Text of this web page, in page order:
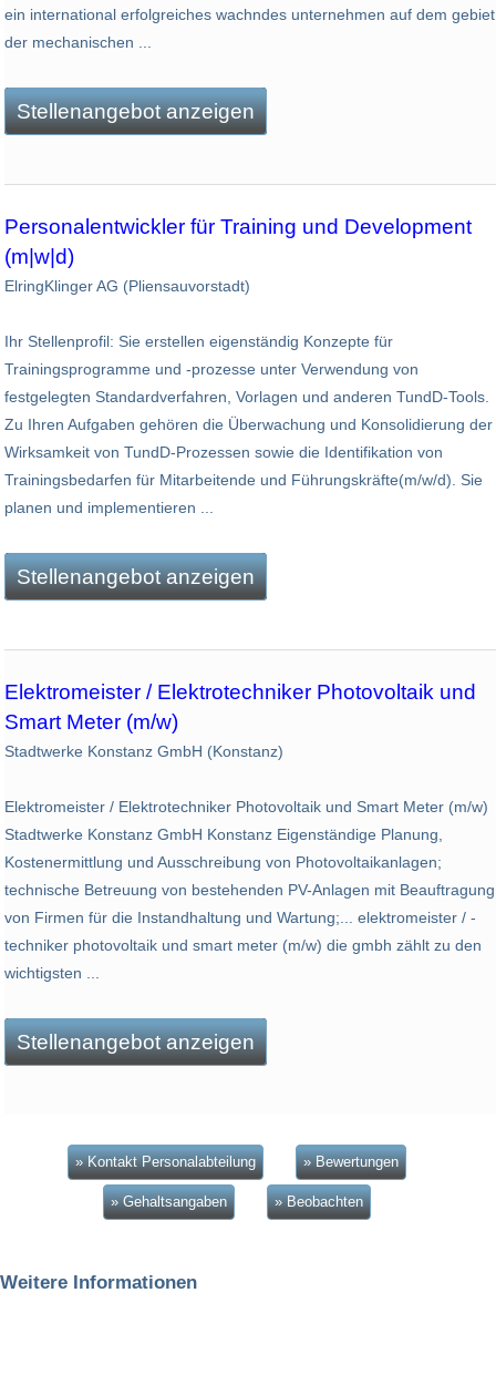
ein international erfolgreiches wachndes unternehmen auf dem gebiet
der mechanischen ...
Stellenangebot anzeigen
Personalentwickler für Training und Development
(m|w|d)
ElringKlinger AG (Pliensauvorstadt)
Ihr Stellenprofil: Sie erstellen eigenständig Konzepte für
Trainingsprogramme und -prozesse unter Verwendung von
festgelegten Standardverfahren, Vorlagen und anderen TundD-Tools.
Zu Ihren Aufgaben gehören die Überwachung und Konsolidierung der
Wirksamkeit von TundD-Prozessen sowie die Identifikation von
Trainingsbedarfen für Mitarbeitende und Führungskräfte(m/w/d). Sie
planen und implementieren ...
Stellenangebot anzeigen
Elektromeister / Elektrotechniker Photovoltaik und
Smart Meter (m/w)
Stadtwerke Konstanz GmbH (Konstanz)
Elektromeister / Elektrotechniker Photovoltaik und Smart Meter (m/w)
Stadtwerke Konstanz GmbH Konstanz Eigenständige Planung,
Kostenermittlung und Ausschreibung von Photovoltaikanlagen;
technische Betreuung von bestehenden PV-Anlagen mit Beauftragung
von Firmen für die Instandhaltung und Wartung;... elektromeister / -
techniker photovoltaik und smart meter (m/w) die gmbh zählt zu den
wichtigsten ...
Stellenangebot anzeigen
» Kontakt Personalabteilung » Bewertungen
» Gehaltsangaben » Beobachten
Weitere Informationen